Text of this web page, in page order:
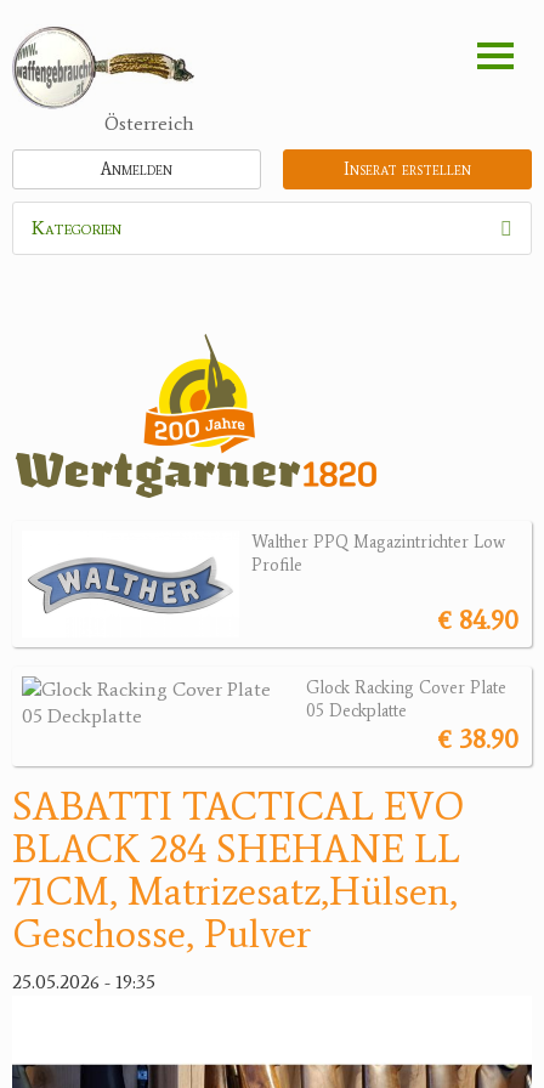
zum
Inhalt
Österreich
Inserat erstellen
Anmelden
Kategorien
Kipplaufgewehre
Kleinkalibergewehre
Repetiererbüchse
Luftdruckwaffen
Revolver
Sonstige Waffen
Munition
Optik
Zubehör
Jagdangebote
Jagdreviere
Geschenke
Walther PPQ Magazintrichter Low
Profile
€ 84.90
Glock Racking Cover Plate
05 Deckplatte
€ 38.90
SABATTI TACTICAL EVO
BLACK 284 SHEHANE LL
71CM, Matrizesatz,Hülsen,
Geschosse, Pulver
25.05.2026 - 19:35